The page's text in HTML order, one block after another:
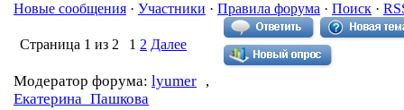
Новые сообщения · Участники · Правила форума · Поиск ·
Страница 1 из 2 1 2 Далее
Модератор форума: lyumer ,
Екатерина_Пашкова